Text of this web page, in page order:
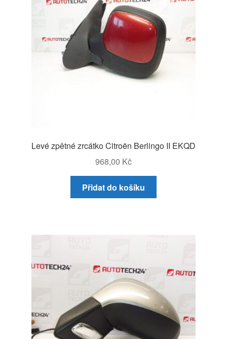
Levé zpětné zrcátko Citroën Berlingo II EKQD
968,00 Kč
Přidat do košíku